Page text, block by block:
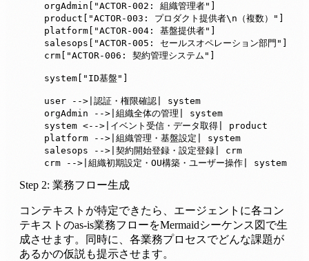
    orgAdmin["ACTOR-002: 組織管理者"]
    product["ACTOR-003: プロダクト提供者\n（複数）"]
    platform["ACTOR-004: 基盤提供者"]
    salesops["ACTOR-005: セールスオペレーション部門"]
    crm["ACTOR-006: 契約管理システム"]
    system["ID基盤"]
    user -->|認証・権限確認| system
    orgAdmin -->|組織全体の管理| system
    system <-->|イベント受信・データ取得| product
    platform -->|組織管理・基盤設定| system
    salesops -->|契約開始登録・設定登録| crm
    crm -->|組織初期設定・OU構築・ユーザー操作| system
Step 2: 業務フロー生成
コンテキストが特定できたら、エージェントに各コン
テキストのas-is業務フローをMermaidシーケンス図で生
成させます。同時に、各業務プロセスでどんな課題が
あるかの仮説も提示させます。